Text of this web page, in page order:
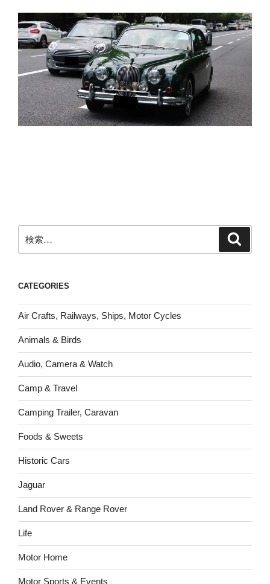
索:
CATEGORIES
Air Crafts, Railways, Ships, Motor Cycles
Animals & Birds
Audio, Camera & Watch
Camp & Travel
Camping Trailer, Caravan
Foods & Sweets
Historic Cars
Jaguar
Land Rover & Range Rover
Life
Motor Home
Motor Sports & Events